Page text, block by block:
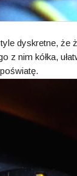
dyskretne,
z nim kółka,